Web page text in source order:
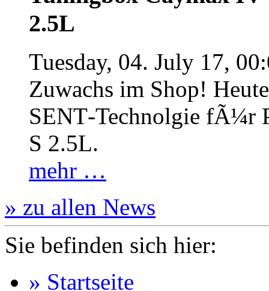
2.5L
Tuesday, 04. July 17,
Zuwachs im Shop!
SENT‐Technolgie fÃ¼r
S 2.5L.
mehr …
» zu allen News
Sie befinden sich hier:
» Startseite